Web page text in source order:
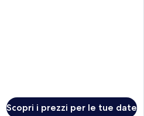
Scopri i prezzi per le tue date